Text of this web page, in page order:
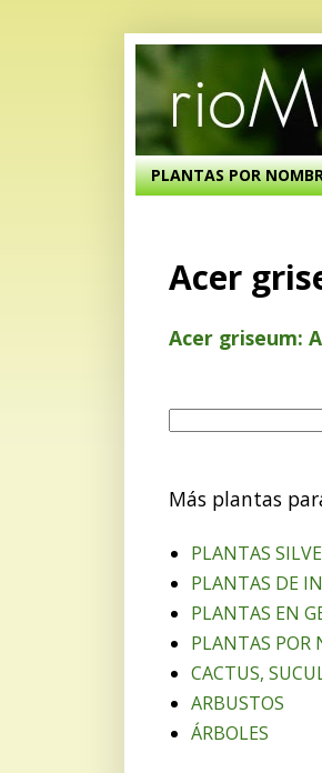
PLANTAS POR
Acer
Acer griseum:
Más plantas
PLANTAS
PLANTAS DE
PLANTAS EN
PLANTAS POR
CACTUS,
ARBUSTOS
ÁRBOLES